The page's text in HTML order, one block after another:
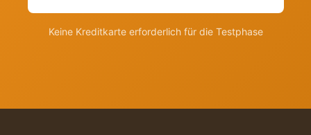
Keine Kreditkarte erforderlich für die Testphase